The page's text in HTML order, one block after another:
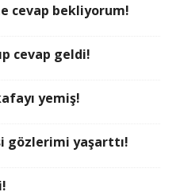
cevap bekliyorum!
cevap geldi!
yemiş!
gözlerimi yaşarttı!